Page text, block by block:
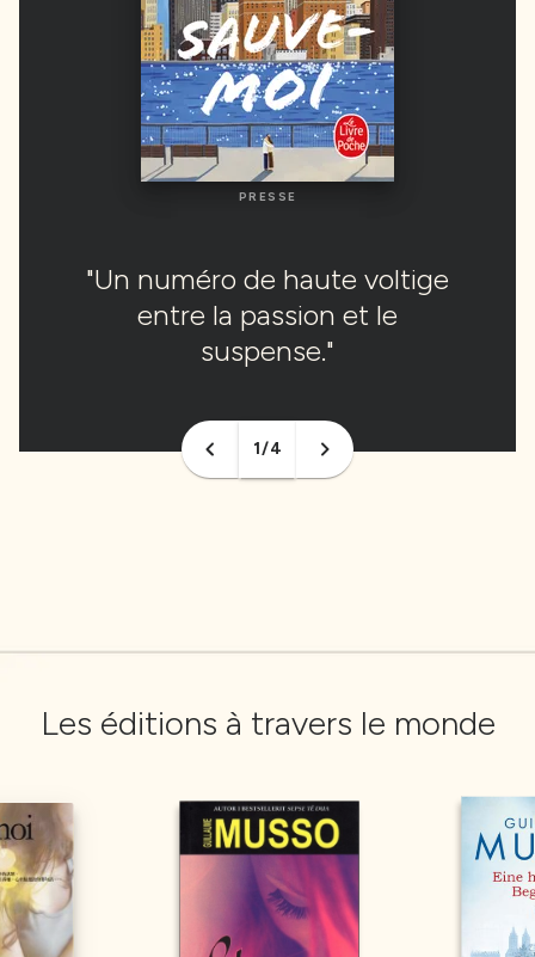
PRESSE
"Un numéro de haute voltige
entre la passion et le
suspense."
PRESSE
"Un numéro de haute voltige
entre la passion et le
suspense."
1/4
Les éditions à travers le monde